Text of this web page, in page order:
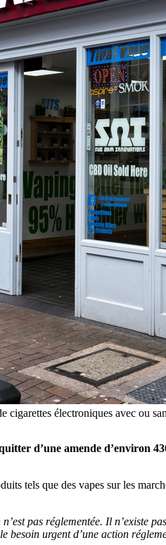
électroniques avec ou
d’une amende d’environ
tels que des vapes sur les
pas réglementée. Il n’existe
urgent d’une action